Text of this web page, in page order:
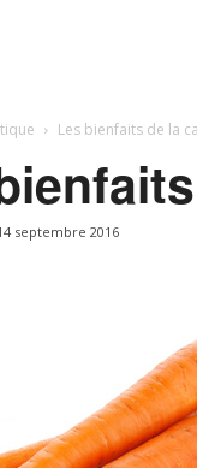
Les bienfaits de la
septembre 2016